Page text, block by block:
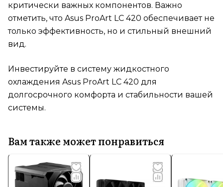
критически важных компонентов. Важно
отметить, что Asus ProArt LC 420 обеспечивает не
только эффективность, но и стильный внешний
вид.
Инвестируйте в систему жидкостного
охлаждения Asus ProArt LC 420 для
долгосрочного комфорта и стабильности вашей
системы.
Вам также может понравиться